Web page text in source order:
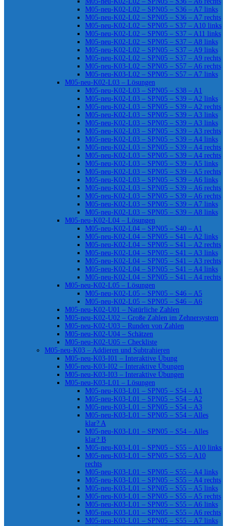
M05-neu-K02-L02 – SPN05 – S36 – A7 links
M05-neu-K02-L02 – SPN05 – S36 – A7 rechts
M05-neu-K02-L02 – SPN05 – S37 – A10 links
M05-neu-K02-L02 – SPN05 – S37 – A11 links
M05-neu-K02-L02 – SPN05 – S37 – A8 links
M05-neu-K02-L02 – SPN05 – S37 – A9 links
M05-neu-K02-L02 – SPN05 – S37 – A9 rechts
M05-neu-K03-L02 – SPN05 – S57 – A6 rechts
M05-neu-K03-L02 – SPN05 – S57 – A7 links
M05-neu-K02-L03 – Lösungen
M05-neu-K02-L03 – SPN05 – S38 – A1
M05-neu-K02-L03 – SPN05 – S39 – A2 links
M05-neu-K02-L03 – SPN05 – S39 – A2 rechts
M05-neu-K02-L03 – SPN05 – S39 – A3 links
M05-neu-K02-L03 – SPN05 – S39 – A3 links
M05-neu-K02-L03 – SPN05 – S39 – A3 rechts
M05-neu-K02-L03 – SPN05 – S39 – A4 links
M05-neu-K02-L03 – SPN05 – S39 – A4 rechts
M05-neu-K02-L03 – SPN05 – S39 – A4 rechts
M05-neu-K02-L03 – SPN05 – S39 – A5 links
M05-neu-K02-L03 – SPN05 – S39 – A5 rechts
M05-neu-K02-L03 – SPN05 – S39 – A6 links
M05-neu-K02-L03 – SPN05 – S39 – A6 rechts
M05-neu-K02-L03 – SPN05 – S39 – A6 rechts
M05-neu-K02-L03 – SPN05 – S39 – A7 links
M05-neu-K02-L03 – SPN05 – S39 – A8 links
M05-neu-K02-L04 – Lösungen
M05-neu-K02-L04 – SPN05 – S40 – A1
M05-neu-K02-L04 – SPN05 – S41 – A2 links
M05-neu-K02-L04 – SPN05 – S41 – A2 rechts
M05-neu-K02-L04 – SPN05 – S41 – A3 links
M05-neu-K02-L04 – SPN05 – S41 – A3 rechts
M05-neu-K02-L04 – SPN05 – S41 – A4 links
M05-neu-K02-L04 – SPN05 – S41 – A4 rechts
M05-neu-K02-L05 – Lösungen
M05-neu-K02-L05 – SPN05 – S46 – A5
M05-neu-K02-L05 – SPN05 – S46 – A6
M05-neu-K02-U01 – Natürliche Zahlen
M05-neu-K02-U02 – Große Zahlen im Zehnersystem
M05-neu-K02-U03 – Runden von Zahlen
M05-neu-K02-U04 – Schätzen
M05-neu-K02-U05 – Checkliste
M05-neu-K03 – Addieren und Subtrahieren
M05-neu-K03-I01 – Interaktive Übung
M05-neu-K03-I02 – Interaktive Übungen
M05-neu-K03-I03 – Interaktive Übungen
M05-neu-K03-L01 – Lösungen
M05-neu-K03-L01 – SPN05 – S54 – A1
M05-neu-K03-L01 – SPN05 – S54 – A2
M05-neu-K03-L01 – SPN05 – S54 – A3
M05-neu-K03-L01 – SPN05 – S54 – Alles
klar? A
M05-neu-K03-L01 – SPN05 – S54 – Alles
klar? B
M05-neu-K03-L01 – SPN05 – S55 – A10 links
M05-neu-K03-L01 – SPN05 – S55 – A10
rechts
M05-neu-K03-L01 – SPN05 – S55 – A4 links
M05-neu-K03-L01 – SPN05 – S55 – A4 rechts
M05-neu-K03-L01 – SPN05 – S55 – A5 links
M05-neu-K03-L01 – SPN05 – S55 – A5 rechts
M05-neu-K03-L01 – SPN05 – S55 – A6 links
M05-neu-K03-L01 – SPN05 – S55 – A6 rechts
M05-neu-K03-L01 – SPN05 – S55 – A7 links